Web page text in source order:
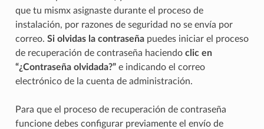
que tu mismx asignaste durante el proceso de
instalación, por razones de seguridad no se envía por
correo. Si olvidas la contraseñapuedes iniciar el proceso
de recuperación de contraseña haciendo clic en
“¿Contraseña olvidada?”e indicando el correo
electrónico de la cuenta de administración.
Para que el proceso de recuperación de contraseña
funcione debes configurar previamente el envío de